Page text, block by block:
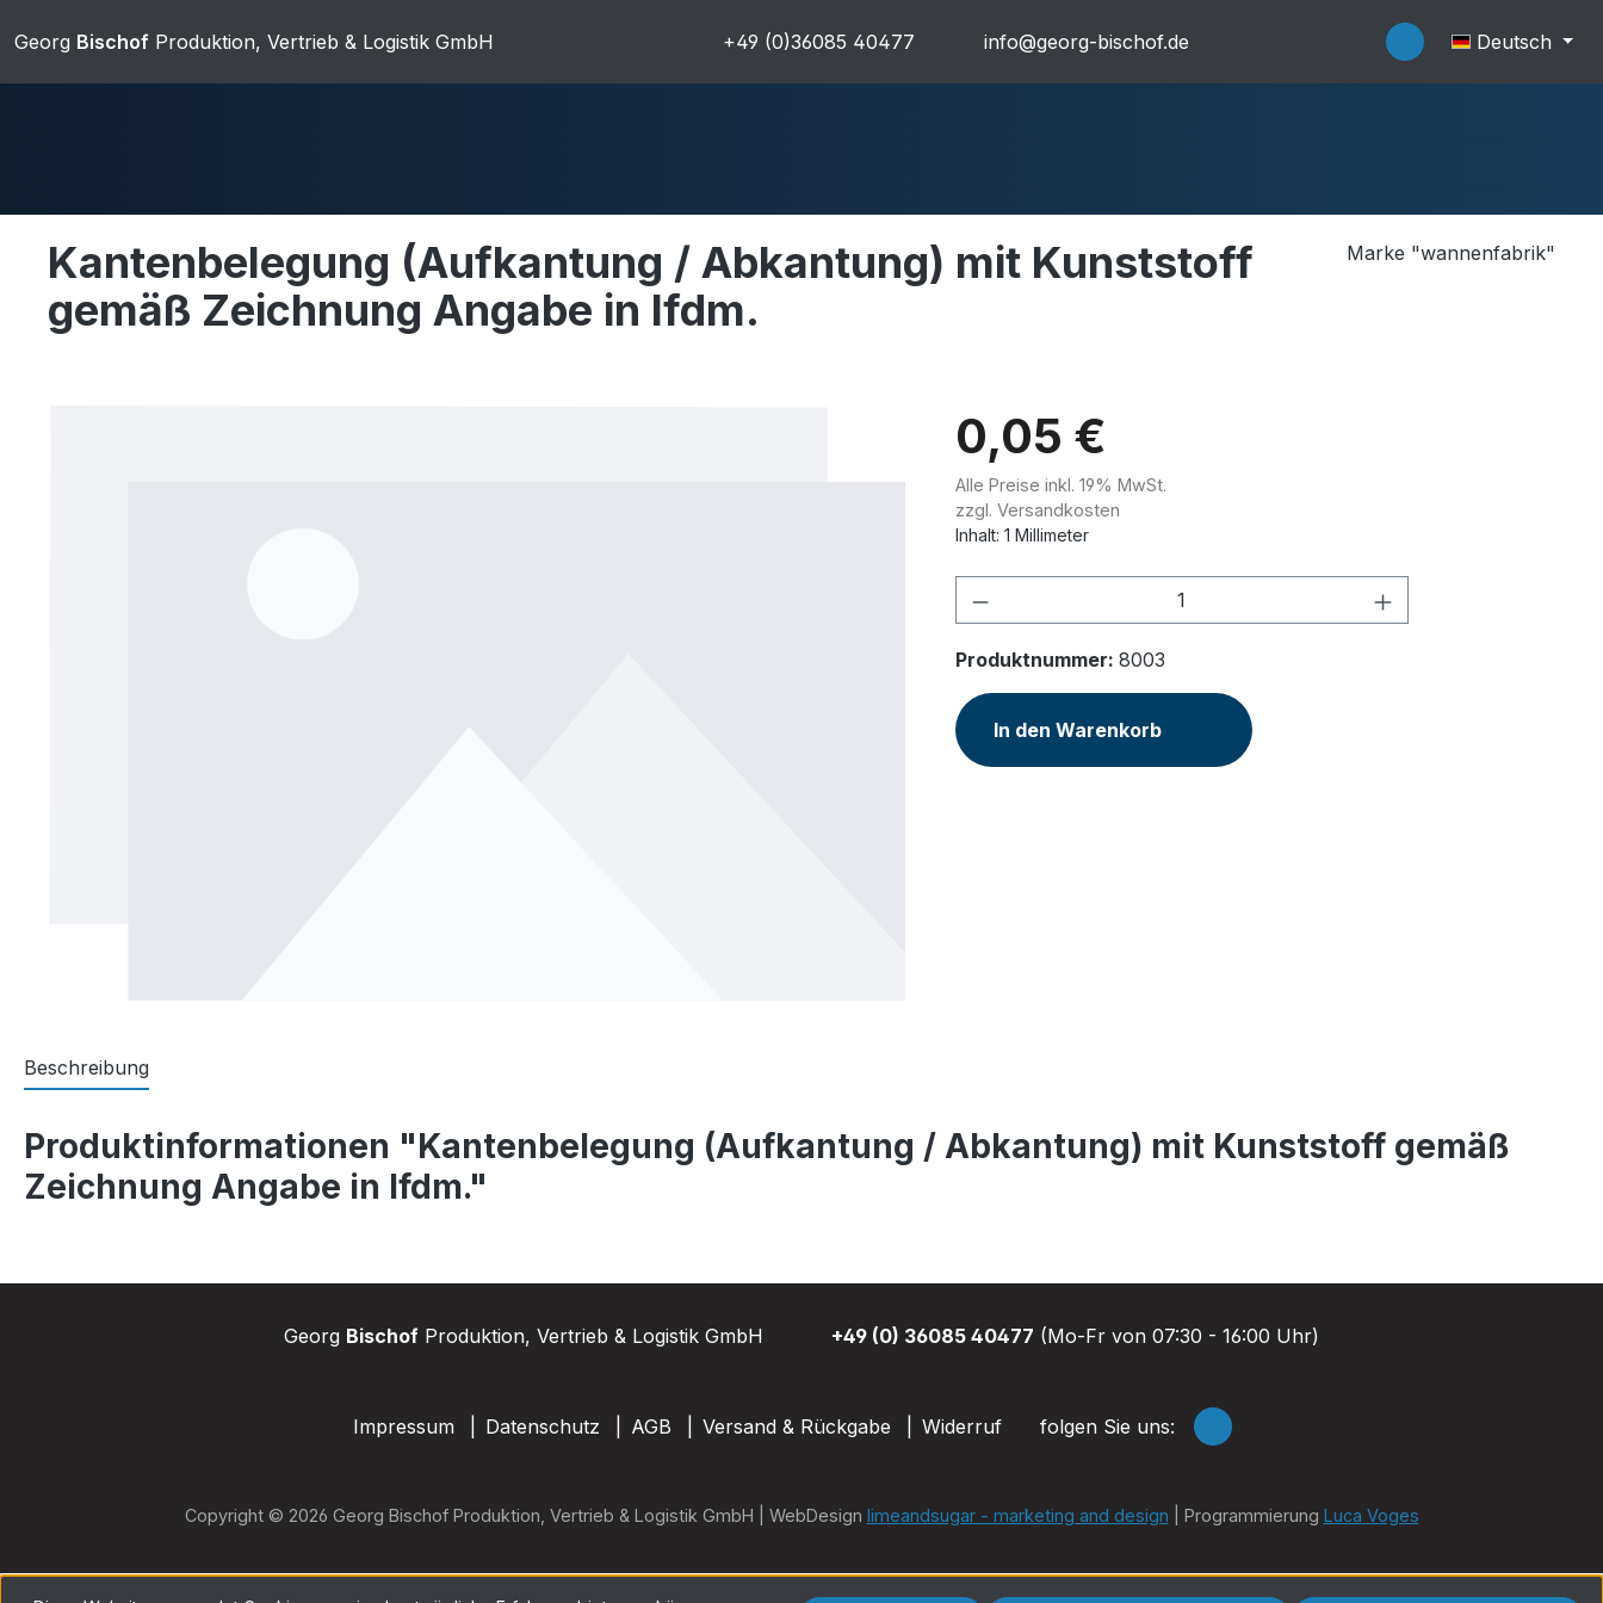
Hauptinhalt springen
Zur Suche springen
Zur Hauptnavigation springen
Georg Bischof Produktion, Vertrieb & Logistik GmbH +49 (0)36085 40477 info@georg-bischof.de Deutsch
Duschwannen Ablaufgarnituren Komplettpakete
Kantenbelegung (Aufkantung / Abkantung) mit Kunststoff
gemäß Zeichnung Angabe in lfdm.
Marke "wannenfabrik"
0,05 €
Alle Preise inkl. 19% MwSt.
zzgl. Versandkosten
Inhalt: 1 Millimeter
Produkt Anzahl: Gib den gewünschten Wert
Produktnummer: 8003
In den Warenkorb
Beschreibung
Produktinformationen "Kantenbelegung (Aufkantung / Abkantung) mit Kunststoff gemäß
Zeichnung Angabe in lfdm."
Georg Bischof Produktion, Vertrieb & Logistik GmbH +49 (0) 36085 40477 (Mo-Fr von 07:30 - 16:00 Uhr)
Impressum Datenschutz AGB Versand & Rückgabe Widerruf folgen Sie uns:
Copyright © 2026 Georg Bischof Produktion, Vertrieb & Logistik GmbH | WebDesign limeandsugar - marketing and design | Programmierung Luca Voges